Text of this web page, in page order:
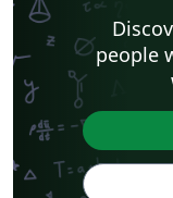
people